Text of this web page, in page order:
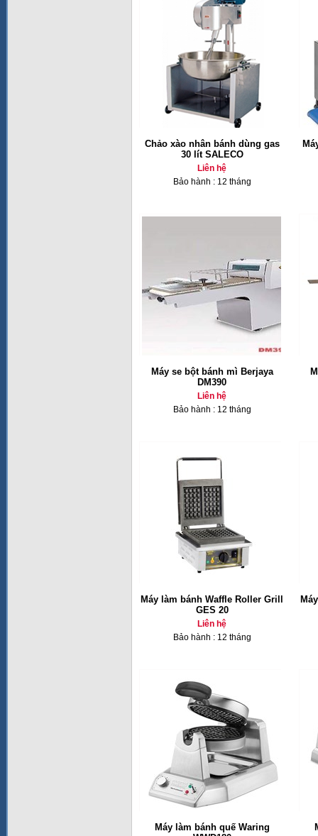
Chảo xào nhân bánh dùng gas
30 lít SALECO
Liên hệ
Bảo hành : 12 tháng
Máy se bột bánh mì Berjaya
DM390
Liên hệ
Bảo hành : 12 tháng
Máy làm bánh Waffle Roller Grill
GES 20
Liên hệ
Bảo hành : 12 tháng
Máy làm bánh quế Waring